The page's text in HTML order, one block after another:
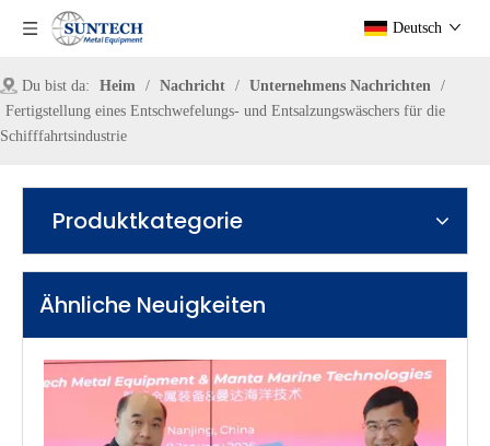
Deutsch
Du bist da: Heim / Nachricht / Unternehmens Nachrichten /
Fertigstellung eines Entschwefelungs- und Entsalzungswäschers für die
Schifffahrtsindustrie
Produktkategorie
Ähnliche Neuigkeiten